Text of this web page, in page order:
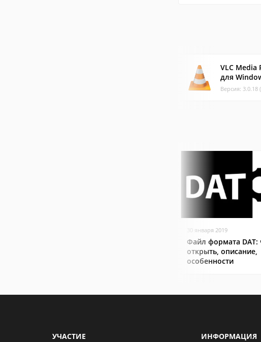
VLC Media
для
Версия: 3.0.18
30 января 2019
Файл формата DAT:
открыть, описание,
особенности
УЧАСТИЕ ИНФОРМАЦИЯ